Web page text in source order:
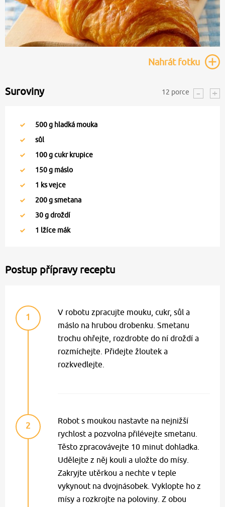
Nahrátfotku
Suroviny 12 porce
500g hladká mouka
sůl
100g cukr krupice
150g máslo
1 ks vejce
200g smetana
30g droždí
1 lžíce mák
Postup přípravy receptu
1
V robotu zpracujte mouku, cukr, sůl a
máslo na hrubou drobenku. Smetanu
trochu ohřejte, rozdrobte do ní droždí a
rozmíchejte. Přidejte žloutek a
rozkvedlejte.
2
Robot s moukou nastavte na nejnižší
rychlost a pozvolna přilévejte smetanu.
Těsto zpracovávejte 10 minut dohladka.
Udělejte z něj kouli a uložte do mísy.
Zakryjte utěrkou a nechte v teple
vykynout na dvojnásobek. Vyklopte ho z
mísy a rozkrojte na poloviny. Z obou